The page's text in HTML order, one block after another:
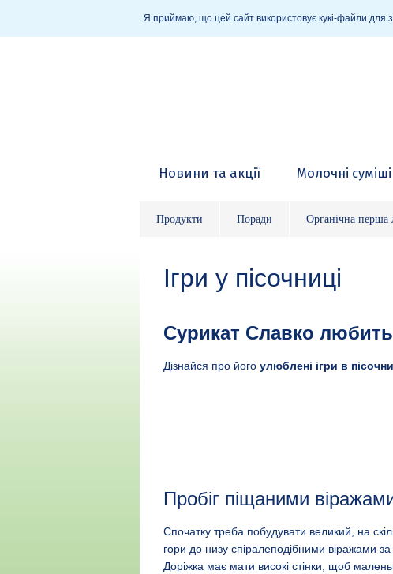
Я приймаю, що цей сайт використовує кукі-файли для
Новини та акції Молочні суміші
Продукти Поради Органічна перша
Ігри у пісочниці
Сурикат Славко любить
Дізнайся про його улюблені ігри в
Пробіг піщаними
Спочатку треба побудувати великий, на
гори до низу спіралеподібними віражами
Доріжка має мати високі стінки, щоб